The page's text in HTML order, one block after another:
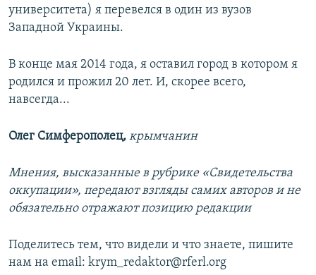
университета) я перевелся в один из вузов
Западной Украины.
В конце мая 2014 года, я оставил город в котором я
родился и прожил 20 лет. И, скорее всего,
навсегда...
Олег Симферополец, крымчанин
Мнения, высказанные в рубрике «Свидетельства
оккупации», передают взгляды самих авторов и не
обязательно отражают позицию редакции
Поделитесь тем, что видели и что знаете, пишите
нам на email: krym_redaktor@rferl.org